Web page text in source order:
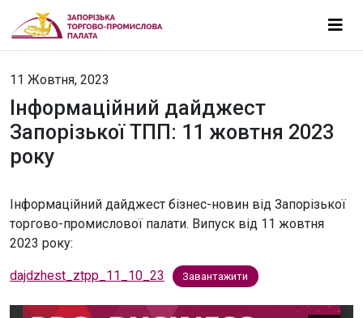
11 Жовтня, 2023
Інформаційний дайджест
Запорізької ТПП: 11 жовтня 2023
року
Інформаційний дайджест бізнес-новин від Запорізької
торгово-промислової палати. Випуск від 11 жовтня
2023 року:
dajdzhest_ztpp_11_10_23 Завантажити